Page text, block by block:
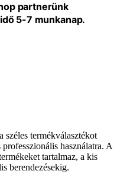
partnerünk
5-7 munkanap.
széles termékválasztékot
használatra. A
tartalmaz, a kis
berendezésekig.